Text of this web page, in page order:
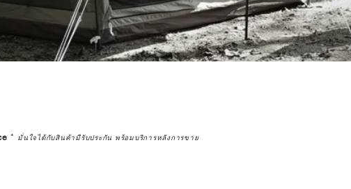
* มั่นใจได้กับสินค้ามีรับประกัน พร้อมบริการหลังการขาย